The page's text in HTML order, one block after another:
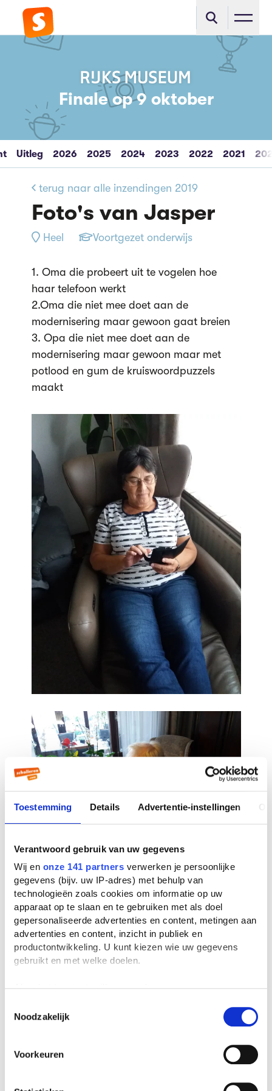
Toestemming Details Advertentie-instellingen
Verantwoord gebruik van uw gegevens
Wij en onze 141 partners verwerken je persoonlijke
gegevens (bijv. uw IP-adres) met behulp van
technologieën zoals cookies om informatie op uw
apparaat op te slaan en te gebruiken met als doel
gepersonaliseerde advertenties en content, metingen aan
advertenties en content, inzicht in publiek en
productontwikkeling. U kunt kiezen wie uw gegevens
gebruikt en met welke doelen.
Als u het toestaat, willen we ook graag:
locatie, die tot een paar meter nauwkeurig kan zijn
scannen op specifieke eigenschappen (fingerprinting)
Lees meer over hoe uw persoonlijke gegevens worden
U kunt uw toestemming op elk moment wijzigen of
Noodzakelijk
Voorkeuren
Finale op 9 oktober
Uitleg 2026 2025 2024 2023 2022 2021
terug naar alle inzendingen 2019
Foto's van Jasper
Heel Voortgezet onderwijs
1. Oma die probeert uit te vogelen hoe
haar telefoon werkt
2.Oma die niet mee doet aan de
modernisering maar gewoon gaat breien
3. Opa die niet mee doet aan de
modernisering maar gewoon maar met
potlood en gum de kruiswoordpuzzels
maakt